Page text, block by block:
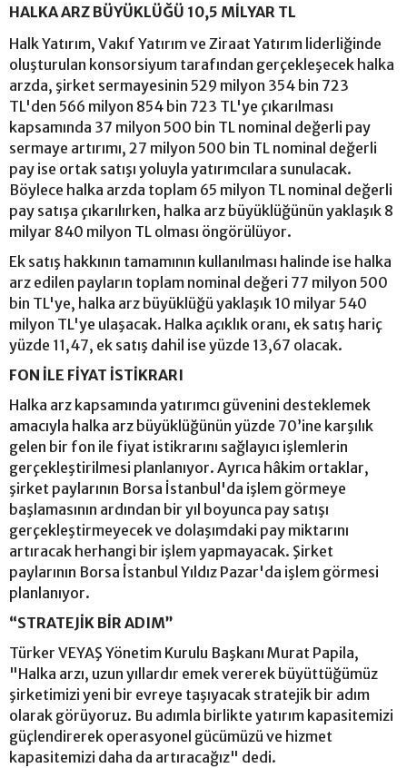
HALKA ARZ BÜYÜKLÜĞÜ 10,5 MİLYAR TL
Halk Yatırım, Vakıf Yatırım ve Ziraat Yatırım liderliğinde
oluşturulan konsorsiyum tarafından gerçekleşecek halka
arzda, şirket sermayesinin 529 milyon 354 bin 723
TL'den 566 milyon 854 bin 723 TL'ye çıkarılması
kapsamında 37 milyon 500 bin TL nominal değerli pay
sermaye artırımı, 27 milyon 500 bin TL nominal değerli
pay ise ortak satışı yoluyla yatırımcılara sunulacak.
Böylece halka arzda toplam 65 milyon TL nominal değerli
pay satışa çıkarılırken, halka arz büyüklüğünün yaklaşık 8
milyar 840 milyon TL olması öngörülüyor.
Ek satış hakkının tamamının kullanılması halinde ise halka
arz edilen payların toplam nominal değeri 77 milyon 500
bin TL'ye, halka arz büyüklüğü yaklaşık 10 milyar 540
milyon TL'ye ulaşacak. Halka açıklık oranı, ek satış hariç
yüzde 11,47, ek satış dahil ise yüzde 13,67 olacak.
FON İLE FİYAT İSTİKRARI
Halka arz kapsamında yatırımcı güvenini desteklemek
amacıyla halka arz büyüklüğünün yüzde 70’ine karşılık
gelen bir fon ile fiyat istikrarını sağlayıcı işlemlerin
gerçekleştirilmesi planlanıyor. Ayrıca hâkim ortaklar,
şirket paylarının Borsa İstanbul'da işlem görmeye
başlamasının ardından bir yıl boyunca pay satışı
gerçekleştirmeyecek ve dolaşımdaki pay miktarını
artıracak herhangi bir işlem yapmayacak. Şirket
paylarının Borsa İstanbul Yıldız Pazar'da işlem görmesi
planlanıyor.
“STRATEJİK BİR ADIM”
Türker VEYAŞ Yönetim Kurulu Başkanı Murat Papila,
"Halka arzı, uzun yıllardır emek vererek büyüttüğümüz
şirketimizi yeni bir evreye taşıyacak stratejik bir adım
olarak görüyoruz. Bu adımla birlikte yatırım kapasitemizi
güçlendirerek operasyonel gücümüzü ve hizmet
kapasitemizi daha da artıracağız" dedi.